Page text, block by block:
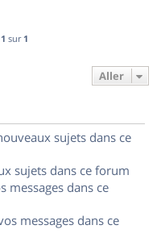
1 sur 1
Aller
sujets dans ce
sujets dans ce forum
messages dans ce
messages dans ce